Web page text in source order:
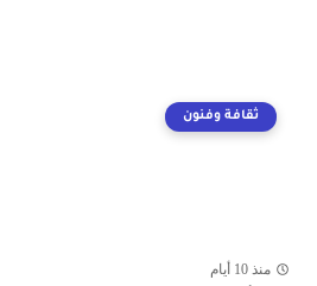
ثقافة وفنون
منذ 10 أيام